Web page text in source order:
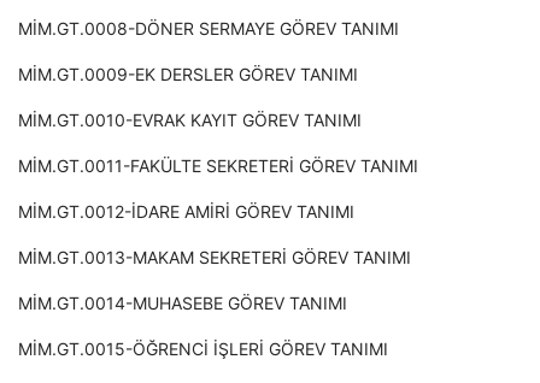
MİM.GT.0008-DÖNER SERMAYE GÖREV TANIMI
MİM.GT.0009-EK DERSLER GÖREV TANIMI
MİM.GT.0010-EVRAK KAYIT GÖREV TANIMI
MİM.GT.0011-FAKÜLTE SEKRETERİ GÖREV TANIMI
MİM.GT.0012-İDARE AMİRİ GÖREV TANIMI
MİM.GT.0013-MAKAM SEKRETERİ GÖREV TANIMI
MİM.GT.0014-MUHASEBE GÖREV TANIMI
MİM.GT.0015-ÖĞRENCİ İŞLERİ GÖREV TANIMI